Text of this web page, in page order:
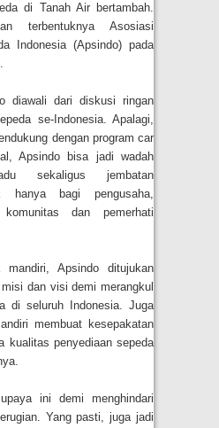
di Tanah Air bertambah.
terbentuknya Asosiasi
Indonesia (Apsindo) pada
diawali dari diskusi ringan
se-Indonesia. Apalagi,
dengan program car
Apsindo bisa jadi wadah
sekaligus jembatan
hanya bagi pengusaha,
dan pemerhati
mandiri, Apsindo ditujukan
dan visi demi merangkul
di seluruh Indonesia. Juga
membuat kesepakatan
kualitas penyediaan sepeda
ini demi menghindari
Yang pasti, juga jadi